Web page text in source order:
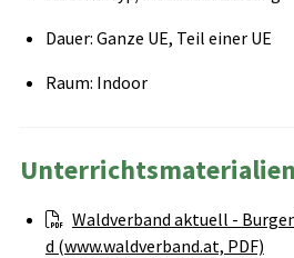
Dauer: Ganze UE, Teil einer UE
Raum: Indoor
Unterrichtsmaterialien
Waldverband aktuell -
d (www.waldverband.at, PDF)